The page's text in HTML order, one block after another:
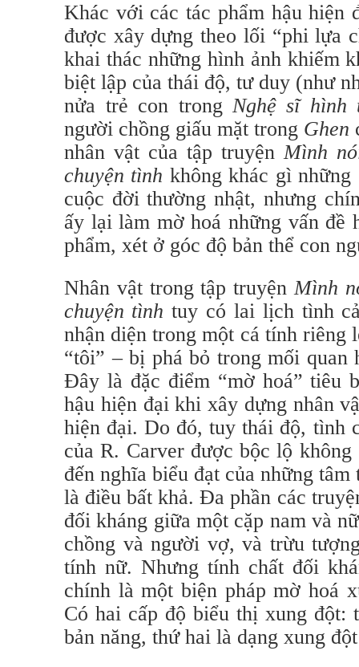
Khác với các tác phẩm hậu hiện
được xây dựng theo lối “phi lựa
khai thác những hình ảnh khiếm
biệt lập của thái độ, tư duy (như
nửa trẻ con trong Nghệ sĩ hình
người chồng giấu mặt trong Ghen
nhân vật của tập truyệnMình
chuyện tình không khác gì
cuộc đời thường nhật, nhưng
ấy lại làm mờ hoá những vấn đề
phẩm, xét ở góc độ bản thể con
Nhân vật trong tập truyệnMình
chuyện tình tuy có lai lịch tình
nhận diện trong một cá tính riêng
“tôi” – bị phá bỏ trong mối quan
Đây là đặc điểm “mờ hoá” tiêu
hậu hiện đại khi xây dựng nhân
hiện đại. Do đó, tuy thái độ, tình
của R. Carver được bộc lộ
đến nghĩa biểu đạt của những
là điều bất khả. Đa phần các
đối kháng giữa một cặp nam và
chồng và người vợ, và trừu
tính nữ. Nhưng tính chất đối
chính là một biện pháp mờ hoá
Có hai cấp độ biểu thị xung đột:
bản năng, thứ hai là dạng xung